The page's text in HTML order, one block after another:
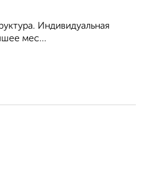
Индивидуальная
мес...